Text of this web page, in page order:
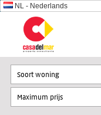
NL - Nederlands
Soort woning